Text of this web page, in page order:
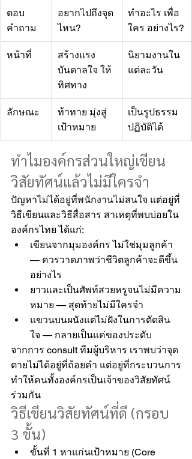
ตอบ
คำถาม
อยากไปถึงจุด
ไหน?
ทำอะไร เพื่อ
ใคร อย่างไร?
หน้าที่
สร้างแรง
บันดาลใจ ให้
ทิศทาง
นิยามงานใน
แต่ละวัน
ลักษณะ
ท้าทาย มุ่งสู่
เป้าหมาย
เป็นรูปธรรม
ปฏิบัติได้
ทำไมองค์กรส่วนใหญ่เขียน
วิสัยทัศน์แล้วไม่มีใครจำ
ปัญหาไม่ได้อยู่ที่พนักงานไม่สนใจ แต่อยู่ที่
วิธีเขียนและวิธีสื่อสาร สาเหตุที่พบบ่อยใน
องค์กรไทย ได้แก่:
เขียนจากมุมองค์กร ไม่ใช่มุมลูกค้า
— ควรวาดภาพว่าชีวิตลูกค้าจะดีขึ้น
อย่างไร
ยาวและเป็นศัพท์สวยหรูจนไม่มีความ
หมาย — สุดท้ายไม่มีใครจำ
แขวนบนผนังแต่ไม่ฝังในการตัดสิน
ใจ — กลายเป็นแค่ของประดับ
จากการ consult ทีมผู้บริหาร เราพบว่าจุด
ตายไม่ได้อยู่ที่ถ้อยคำ แต่อยู่ที่กระบวนการ
ทำให้คนทั้งองค์กรเป็นเจ้าของวิสัยทัศน์
ร่วมกัน
วิธีเขียนวิสัยทัศน์ที่ดี (กรอบ
3 ขั้น)
ขั้นที่ 1 หาแก่นเป้าหมาย (Core